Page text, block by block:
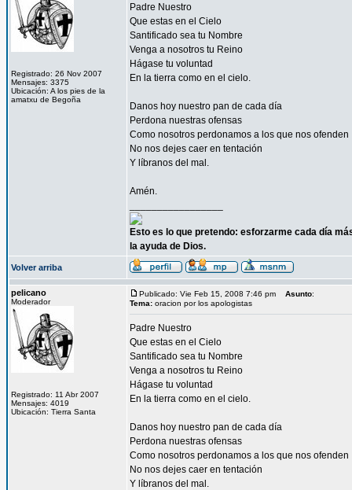
Registrado: 26 Nov 2007
Mensajes: 3375
Ubicación: A los pies de la
amatxu de Begoña
Padre Nuestro
Que estas en el Cielo
Santificado sea tu Nombre
Venga a nosotros tu Reino
Hágase tu voluntad
En la tierra como en el cielo.
Danos hoy nuestro pan de cada día
Perdona nuestras ofensas
Como nosotros perdonamos a los que nos ofenden
No nos dejes caer en tentación
Y líbranos del mal.
Amén.
Esto es lo que pretendo: esforzarme cada día
la ayuda de Dios.
Volver arriba
pelicano
Moderador
Registrado: 11 Abr 2007
Mensajes: 4019
Ubicación: Tierra Santa
Publicado: Vie Feb 15, 2008 7:46 pm Asunto:
Tema: oracion por los apologistas
Padre Nuestro
Que estas en el Cielo
Santificado sea tu Nombre
Venga a nosotros tu Reino
Hágase tu voluntad
En la tierra como en el cielo.
Danos hoy nuestro pan de cada día
Perdona nuestras ofensas
Como nosotros perdonamos a los que nos ofenden
No nos dejes caer en tentación
Y líbranos del mal.